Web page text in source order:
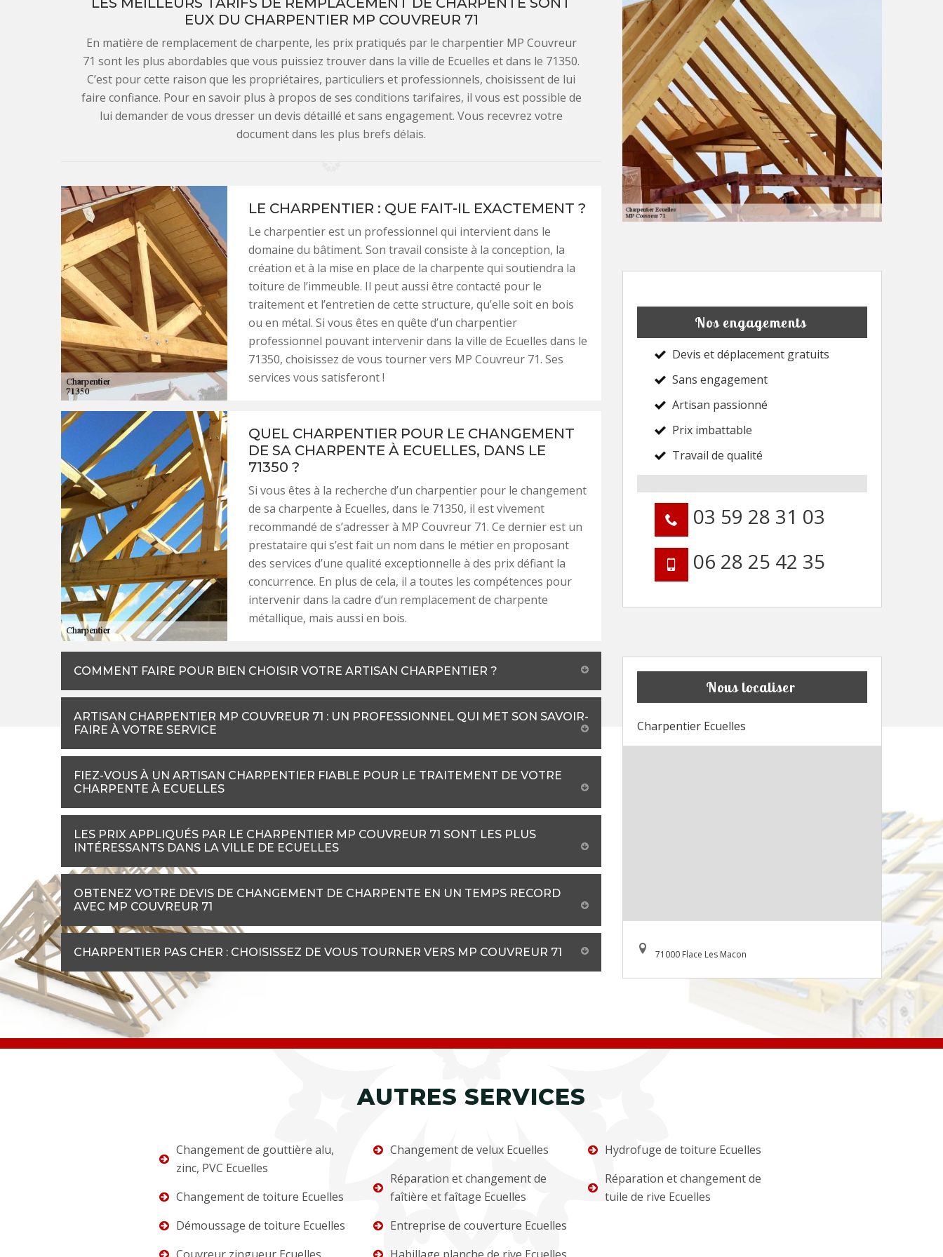
EUX DU CHARPENTIER MP COUVREUR 71
En matière de remplacement de charpente, les prix pratiqués par le charpentier MP Couvreur
71 sont les plus abordables que vous puissiez trouver dans la ville de Ecuelles et dans le 71350.
C’est pour cette raison que les propriétaires, particuliers et professionnels, choisissent de lui
faire confiance. Pour en savoir plus à propos de ses conditions tarifaires, il vous est possible de
lui demander de vous dresser un devis détaillé et sans engagement. Vous recevrez votre
document dans les plus brefs délais.
LE CHARPENTIER : QUE FAIT-IL EXACTEMENT ?
Le charpentier est un professionnel qui intervient dans le
domaine du bâtiment. Son travail consiste à la conception, la
création et à la mise en place de la charpente qui soutiendra la
toiture de l’immeuble. Il peut aussi être contacté pour le
traitement et l’entretien de cette structure, qu’elle soit en bois
ou en métal. Si vous êtes en quête d’un charpentier
professionnel pouvant intervenir dans la ville de Ecuelles dans le
71350, choisissez de vous tourner vers MP Couvreur 71. Ses
services vous satisferont !
QUEL CHARPENTIER POUR LE CHANGEMENT
DE SA CHARPENTE À ECUELLES, DANS LE
71350 ?
Si vous êtes à la recherche d’un charpentier pour le changement
de sa charpente à Ecuelles, dans le 71350, il est vivement
recommandé de s’adresser à MP Couvreur 71. Ce dernier est un
prestataire qui s’est fait un nom dans le métier en proposant
des services d’une qualité exceptionnelle à des prix défiant la
concurrence. En plus de cela, il a toutes les compétences pour
intervenir dans la cadre d’un remplacement de charpente
métallique, mais aussi en bois.
COMMENT FAIRE POUR BIEN CHOISIR VOTRE ARTISAN CHARPENTIER ?
ARTISAN CHARPENTIER MP COUVREUR 71 : UN PROFESSIONNEL QUI MET SON SAVOIR-
FAIRE À VOTRE SERVICE
FIEZ-VOUS À UN ARTISAN CHARPENTIER FIABLE POUR LE TRAITEMENT DE VOTRE
CHARPENTE À ECUELLES
LES PRIX APPLIQUÉS PAR LE CHARPENTIER MP COUVREUR 71 SONT LES PLUS
INTÉRESSANTS DANS LA VILLE DE ECUELLES
OBTENEZ VOTRE DEVIS DE CHANGEMENT DE CHARPENTE EN UN TEMPS RECORD
AVEC MP COUVREUR 71
CHARPENTIER PAS CHER : CHOISISSEZ DE VOUS TOURNER VERS MP COUVREUR 71
Nos engagements
Devis et déplacement gratuits
Sans engagement
Artisan passionné
Prix imbattable
Travail de qualité
03 59 28 31 03
06 28 25 42 35
Nous localiser
Charpentier Ecuelles
71000 Flace Les Macon
AUTRES SERVICES
Changement de gouttière alu,
zinc, PVC Ecuelles
Changement de toiture Ecuelles
Démoussage de toiture Ecuelles
Changement de velux Ecuelles
Réparation et changement de
faîtière et faîtage Ecuelles
Entreprise de couverture Ecuelles
Hydrofuge de toiture Ecuelles
Réparation et changement de
tuile de rive Ecuelles